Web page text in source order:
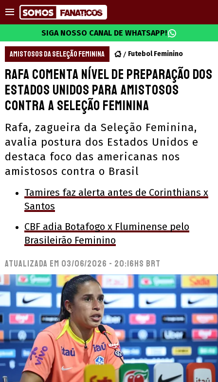
SIGA NOSSO CANAL DE WHATSAPP!
AMISTOSOS DA SELEÇÃO FEMININA Futebol Feminino
Rafa comenta nível de preparação dos
Estados Unidos para amistosos
contra a Seleção Feminina
Rafa, zagueira da Seleção Feminina,
avalia postura dos Estados Unidos e
destaca foco das americanas nos
amistosos contra o Brasil
Tamires faz alerta antes de Corinthians x
Santos
CBF adia Botafogo x Fluminense pelo
Brasileirão Feminino
Atualizada em 03/06/2026 - 20:16hs BRT